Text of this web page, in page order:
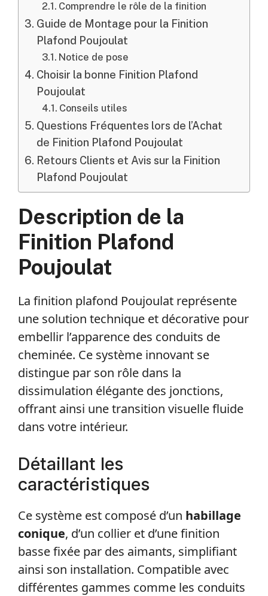
Comprendre le rôle de la finition
Guide de Montage pour la Finition
Plafond Poujoulat
Notice de pose
Choisir la bonne Finition Plafond
Poujoulat
Conseils utiles
Questions Fréquentes lors de l’Achat
de Finition Plafond Poujoulat
Retours Clients et Avis sur la Finition
Plafond Poujoulat
Description de la
Finition Plafond
Poujoulat
La finition plafond Poujoulat représente
une solution technique et décorative pour
embellir l’apparence des conduits de
cheminée. Ce système innovant se
distingue par son rôle dans la
dissimulation élégante des jonctions,
offrant ainsi une transition visuelle fluide
dans votre intérieur.
Détaillant les
caractéristiques
Ce système est composé d’un habillage
conique, d’un collier et d’une finition
basse fixée par des aimants, simplifiant
ainsi son installation. Compatible avec
différentes gammes comme les conduits